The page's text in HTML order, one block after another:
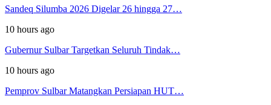
Sandeq Silumba 2026 Digelar 26 hingga 27…
10 hours ago
Gubernur Sulbar Targetkan Seluruh Tindak…
10 hours ago
Pemprov Sulbar Matangkan Persiapan HUT…